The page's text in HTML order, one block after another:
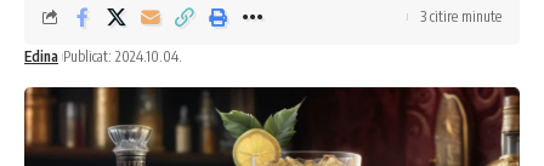
Edina Publicat: 2024.10.04.
3 citire minute